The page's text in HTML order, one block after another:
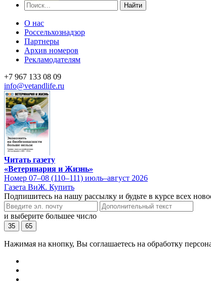
Найти
О нас
Россельхознадзор
Партнеры
Архив номеров
Рекламодателям
+7 967 133 08 09
info@vetandlife.ru
Читать газету
«Ветеринария и Жизнь»
Номер 07–08 (110–111) июль–август 2026
Газета ВиЖ. Купить
Подпишитесь на нашу рассылку и будьте в курсе всех
и выберите большее число
35 65
Нажимая на кнопку, Вы соглашаетесь на обработку